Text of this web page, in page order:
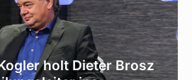
holt Dieter Brosz